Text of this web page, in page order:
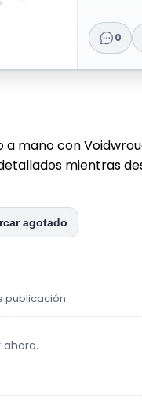
0
a mano con
mientras
agotado
publicación.